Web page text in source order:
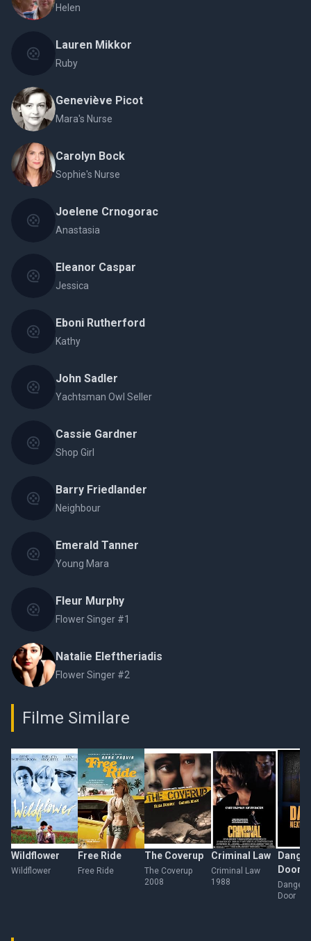
Helen
Lauren Mikkor
Ruby
Geneviève Picot
Mara's Nurse
Carolyn Bock
Sophie's Nurse
Joelene Crnogorac
Anastasia
Eleanor Caspar
Jessica
Eboni Rutherford
Kathy
John Sadler
Yachtsman Owl Seller
Cassie Gardner
Shop Girl
Barry Friedlander
Neighbour
Emerald Tanner
Young Mara
Fleur Murphy
Flower Singer #1
Natalie Eleftheriadis
Flower Singer #2
Filme Similare
Wildflower
Wildflower
Free Ride
Free Ride
The Coverup
The Coverup
2008
Criminal Law
Criminal Law
1988
Door
Danger
Door